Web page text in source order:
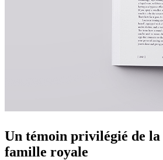
Un témoin privilégié de
famille royale